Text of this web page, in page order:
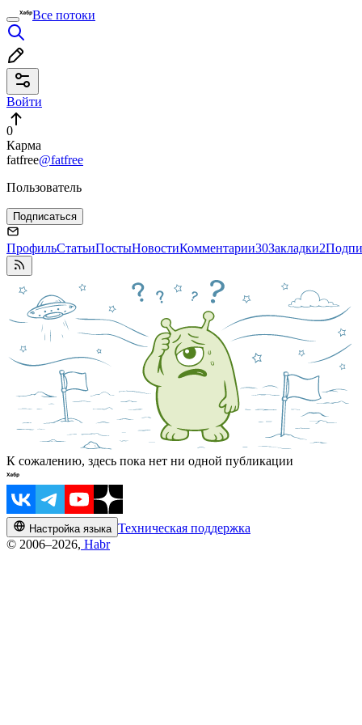
Все потоки
Войти
0
Карма
fatfree@fatfree
Пользователь
Подписаться
ПрофильСтатьиПостыНовостиКомментарии30Закладки2
К сожалению, здесь пока нет ни одной публикации
Настройка языка Техническая поддержка
© 2006–2026, Habr